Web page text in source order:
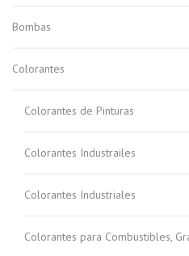
Bombas
Colorantes
Colorantes de Pinturas
Colorantes Industrailes
Colorantes Industriales
Colorantes para Combustibles,